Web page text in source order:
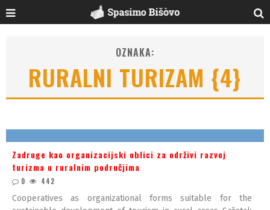
OZNAKA:
RURALNI TURIZAM {4}
Zadruge kao organizacijski oblici za održivi razvoj
turizma u ruralnim područjima
0 442
Cooperatives as organizational forms suitable for the